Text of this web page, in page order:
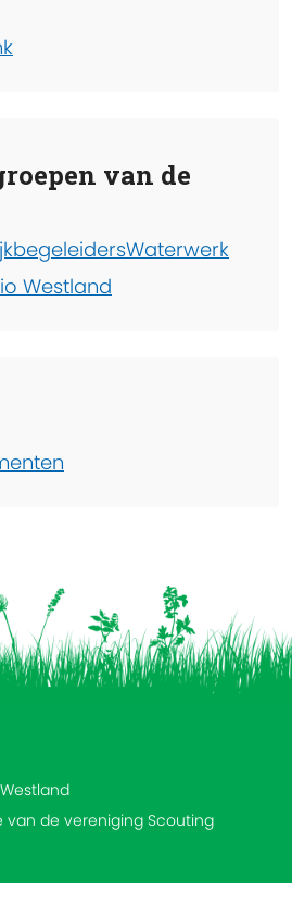
van de
Waterwerk
Westland
van de vereniging Scouting